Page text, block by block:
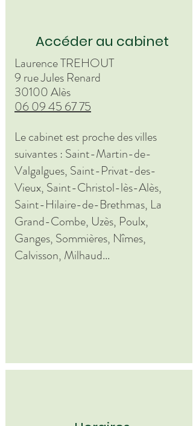
Accéder au cabinet
Laurence TREHOUT
9 rue Jules Renard
30100 Alès
06 09 45 67 75
Le cabinet est proche des villes
suivantes : Saint-Martin-de-
Valgalgues, Saint-Privat-des-
Vieux, Saint-Christol-lès-Alès,
Saint-Hilaire-de-Brethmas, La
Grand-Combe, Uzès, Poulx,
Ganges, Sommières, Nîmes,
Calvisson, Milhaud...